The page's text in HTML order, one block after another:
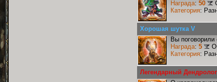
Награда: 50
Категория:
Хорошая шутка V
Вы
Награда: 5
Категория:
Легендарный Дендролог